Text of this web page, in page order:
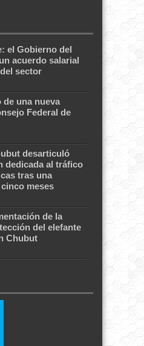
el Gobierno del
acuerdo salarial
sector
una nueva
Federal de
desarticuló
dedicada al tráfico
tras una
meses
de la
del elefante
Chubut